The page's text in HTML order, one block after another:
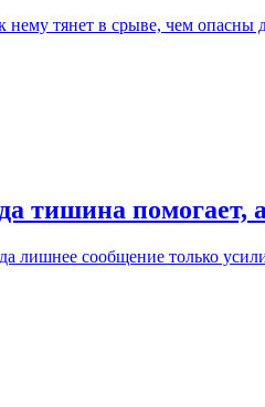
тянет в срыве, чем
тишина помогает,
лишнее сообщение только